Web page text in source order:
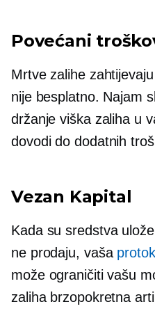
Povećani
Mrtve zalihe
nije besplatno. Najam
držanje viška zaliha u
dovodi do dodatnih
Vezan Kapital
Kada su sredstva
ne prodaju, vaša
može ograničiti vašu
zaliha brzopokretna